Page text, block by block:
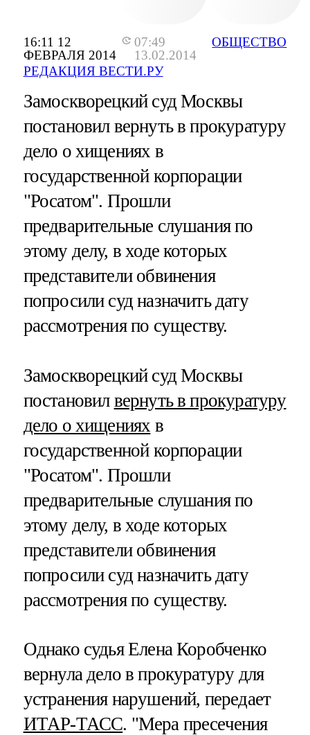
16:11 12
ФЕВРАЛЯ 2014
07:49
13.02.2014
РЕДАКЦИЯ ВЕСТИ.РУ
ОБЩЕСТВО
Замоскворецкий суд Москвы
постановил вернуть в прокуратуру
дело о хищениях в
государственной корпорации
"Росатом". Прошли
предварительные слушания по
этому делу, в ходе которых
представители обвинения
попросили суд назначить дату
рассмотрения по существу.
Замоскворецкий суд Москвы
постановил вернуть в прокуратуру
дело о хищениях в
государственной корпорации
"Росатом". Прошли
предварительные слушания по
этому делу, в ходе которых
представители обвинения
попросили суд назначить дату
рассмотрения по существу.
Однако судья Елена Коробченко
вернула дело в прокуратуру для
устранения нарушений, передает
ИТАР-ТАСС. "Мера пресечения